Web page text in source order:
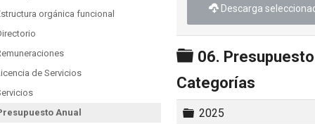
orgánica funcional
de Servicios
Anual
Descarga
Carpeta
06. Presupuesto
Categorías
Carpeta
2025